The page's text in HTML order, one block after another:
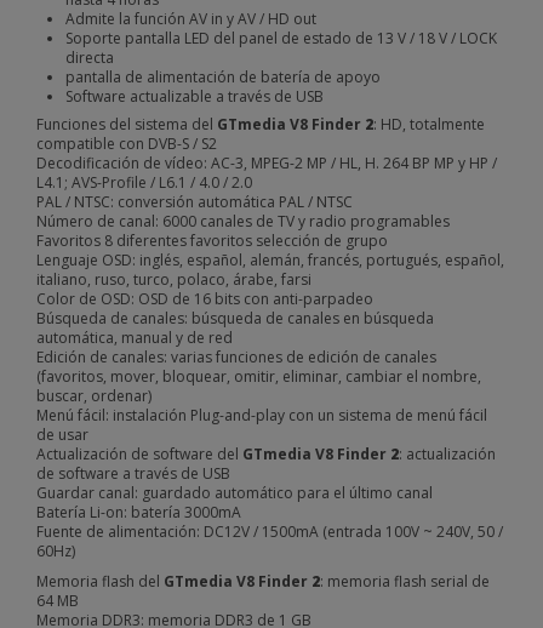
Admite la función AV in y AV / HD out
Soporte pantalla LED del panel de estado de 13 V / 18 V / LOCK
directa
pantalla de alimentación de batería de apoyo
Software actualizable a través de USB
Funciones del sistema del GTmedia V8 Finder 2: HD, totalmente
compatible con DVB-S / S2
Decodificación de vídeo: AC-3, MPEG-2 MP / HL, H. 264 BP MP y HP /
L4.1; AVS-Profile / L6.1 / 4.0 / 2.0
PAL / NTSC: conversión automática PAL / NTSC
Número de canal: 6000 canales de TV y radio programables
Favoritos 8 diferentes favoritos selección de grupo
Lenguaje OSD: inglés, español, alemán, francés, portugués, español,
italiano, ruso, turco, polaco, árabe, farsi
Color de OSD: OSD de 16 bits con anti-parpadeo
Búsqueda de canales: búsqueda de canales en búsqueda
automática, manual y de red
Edición de canales: varias funciones de edición de canales
(favoritos, mover, bloquear, omitir, eliminar, cambiar el nombre,
buscar, ordenar)
Menú fácil: instalación Plug-and-play con un sistema de menú fácil
de usar
Actualización de software del GTmedia V8 Finder 2: actualización
de software a través de USB
Guardar canal: guardado automático para el último canal
Batería Li-on: batería 3000mA
Fuente de alimentación: DC12V / 1500mA (entrada 100V ~ 240V, 50 /
60Hz)
Memoria flash del GTmedia V8 Finder 2: memoria flash serial de
64 MB
Memoria DDR3: memoria DDR3 de 1 GB